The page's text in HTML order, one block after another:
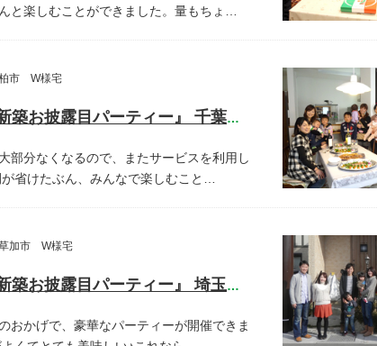
と楽しむことができました。量もちょ…
市 W様宅
開催しました! 『新築お披露目パーティー』 千葉県柏市 W様宅
部分なくなるので、またサービスを利用し
省けたぶん、みんなで楽しむこと…
加市 W様宅
開催しました! 『新築お披露目パーティー』 埼玉県草加市 W様宅
おかげで、豪華なパーティーが開催できま